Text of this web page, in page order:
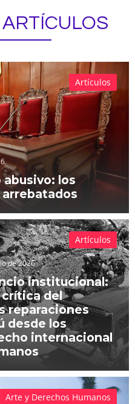
los
Artículos
de 2026
institucional:
del
reparaciones
desde los
internacional
Artículos
Arte y Derechos Humanos